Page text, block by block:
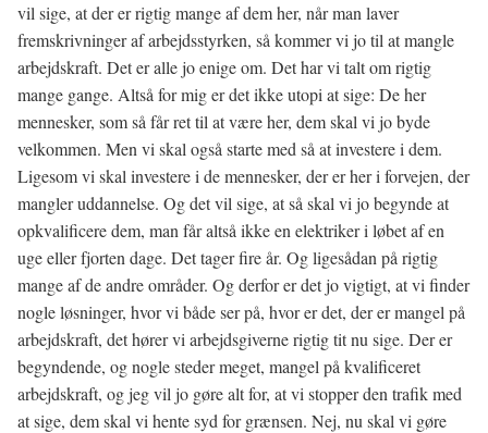
vil sige, at der er rigtig mange af dem her, når man laver
fremskrivninger af arbejdsstyrken, så kommer vi jo til at mangle
arbejdskraft. Det er alle jo enige om. Det har vi talt om rigtig
mange gange. Altså for mig er det ikke utopi at sige: De her
mennesker, som så får ret til at være her, dem skal vi jo byde
velkommen. Men vi skal også starte med så at investere i dem.
Ligesom vi skal investere i de mennesker, der er her i forvejen, der
mangler uddannelse. Og det vil sige, at så skal vi jo begynde at
opkvalificere dem, man får altså ikke en elektriker i løbet af en
uge eller fjorten dage. Det tager fire år. Og ligesådan på rigtig
mange af de andre områder. Og derfor er det jo vigtigt, at vi finder
nogle løsninger, hvor vi både ser på, hvor er det, der er mangel på
arbejdskraft, det hører vi arbejdsgiverne rigtig tit nu sige. Der er
begyndende, og nogle steder meget, mangel på kvalificeret
arbejdskraft, og jeg vil jo gøre alt for, at vi stopper den trafik med
at sige, dem skal vi hente syd for grænsen. Nej, nu skal vi gøre